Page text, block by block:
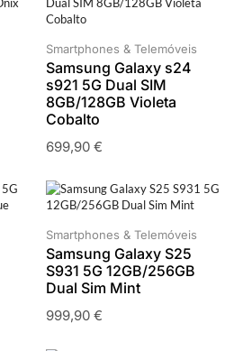
Smartphones & Telemóveis
Samsung Galaxy s24
s921 5G Dual SIM
8GB/128GB Violeta
Cobalto
699,90 €
Smartphones & Telemóveis
Samsung Galaxy S25
S931 5G 12GB/256GB
Dual Sim Mint
999,90 €